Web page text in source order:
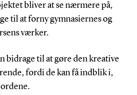
bliver at se nærmere på,
til at forny gymnasiernes og
værker.
bidrage til at gøre den kreative
fordi de kan få indblik i,